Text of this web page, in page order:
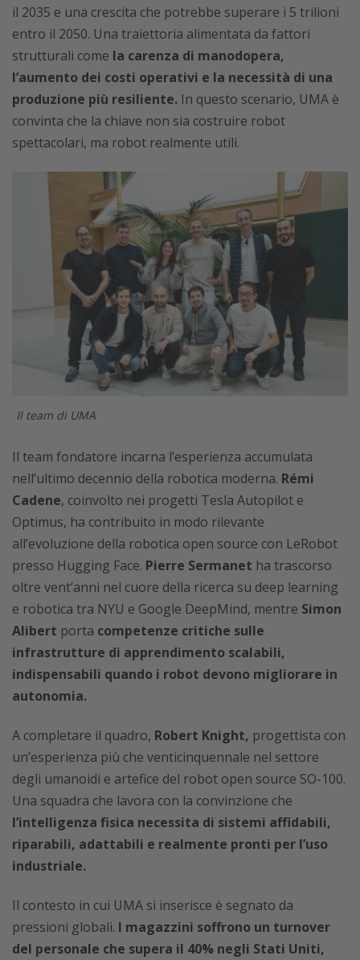
il 2035 e una crescita che potrebbe superare i 5 trilioni
entro il 2050. Una traiettoria alimentata da fattori
strutturali come la carenza di manodopera,
l’aumento dei costi operativi e la necessità di una
produzione più resiliente. In questo scenario, UMA è
convinta che la chiave non sia costruire robot
spettacolari, ma robot realmente utili.
Il team di UMA
Il team fondatore incarna l’esperienza accumulata
nell’ultimo decennio della robotica moderna. Rémi
Cadene, coinvolto nei progetti Tesla Autopilot e
Optimus, ha contribuito in modo rilevante
all’evoluzione della robotica open source con LeRobot
presso Hugging Face. Pierre Sermanet ha trascorso
oltre vent’anni nel cuore della ricerca su deep learning
e robotica tra NYU e Google DeepMind, mentre Simon
Alibert porta competenze critiche sulle
infrastrutture di apprendimento scalabili,
indispensabili quando i robot devono migliorare in
autonomia.
A completare il quadro, Robert Knight, progettista con
un’esperienza più che venticinquennale nel settore
degli umanoidi e artefice del robot open source SO-100.
Una squadra che lavora con la convinzione che
l’intelligenza fisica necessita di sistemi affidabili,
riparabili, adattabili e realmente pronti per l’uso
industriale.
Il contesto in cui UMA si inserisce è segnato da
pressioni globali. I magazzini soffrono un turnover
del personale che supera il 40% negli Stati Uniti,